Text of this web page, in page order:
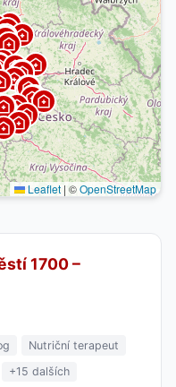
Leaflet | ©OpenStreetMap
1700 –
Nutriční terapeut
+15 dalších